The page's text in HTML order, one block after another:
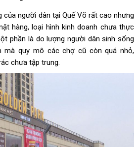
của người dân tại Quế Võ rất cao nhưng
hàng, loại hình kinh doanh chưa thực
phần là do lượng người dân sinh sống
mà quy mô các chợ cũ còn quá nhỏ,
chưa tập trung.